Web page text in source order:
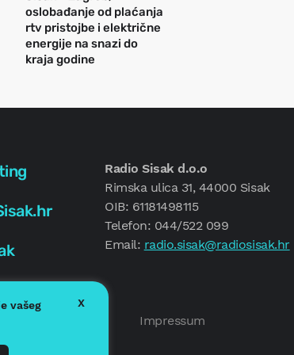
oslobađanje od plaćanja
rtv pristojbe i električne
energije na snazi do
kraja godine
Radio Sisak d.o.o
Rimska ulica 31, 44000 Sisak
OIB: 61181498115
Telefon: 044/522 099
Email: radio.sisak@radiosisak.hr
Impressum
vašeg
X